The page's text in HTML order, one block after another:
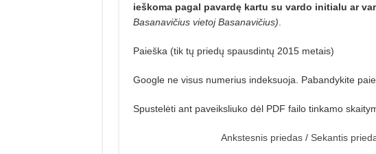
ieškoma pagal pavardę kartu su vardo initialu ar
Basanavičius vietoj Basanavičius)
Paieška (tik tų priedų spausdintų 2015 metais)
Google ne visus numerius indeksuoja. Pabandykite
Spustelėti ant paveiksliuko dėl PDF failo tinkamo
Ankstesnis priedas/ Sekantis